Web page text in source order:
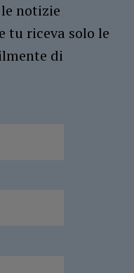
notizie
tu riceva solo le
di